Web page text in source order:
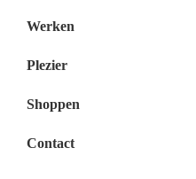
Werken
Plezier
Shoppen
Contact